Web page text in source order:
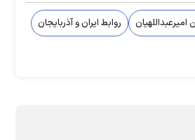
روابط ایران و آذربایجان